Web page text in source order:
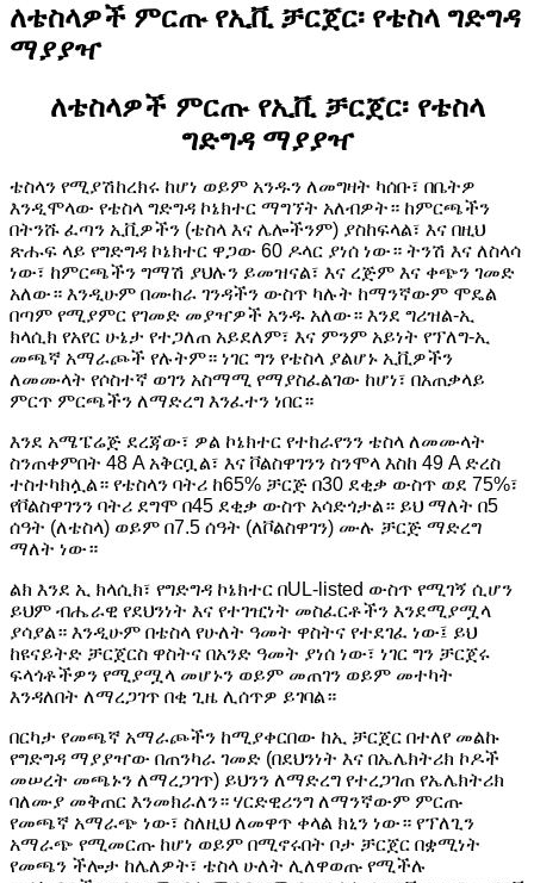
ለቴስላዎች ምርጡ የኢቪ ቻርጀር፡ የቴስላ ግድግዳ
ማያያዣ
ለቴስላዎች ምርጡ የኢቪ ቻርጀር፡ የቴስላ
ግድግዳ ማያያዣ
ቴስላን የሚያሽከረክሩ ከሆነ ወይም አንዱን ለመግዛት ካሰቡ፣ በቤትዎ
እንዲሞላው የቴስላ ግድግዳ ኮኔክተር ማግኘት አለብዎት። ከምርጫችን
በትንሹ ፈጣን ኢቪዎችን (ቴስላ እና ሌሎችንም) ያስከፍላል፣ እና በዚህ
ጽሑፍ ላይ የግድግዳ ኮኔክተር ዋጋው 60 ዶላር ያነሰ ነው። ትንሽ እና ለስላሳ
ነው፣ ከምርጫችን ግማሽ ያህሉን ይመዝናል፣ እና ረጅም እና ቀጭን ገመድ
አለው። እንዲሁም በሙከራ ገንዳችን ውስጥ ካሉት ከማንኛውም ሞዴል
በጣም የሚያምር የገመድ መያዣዎች አንዱ አለው። እንደ ግሪዝል-ኢ
ክላሲክ የአየር ሁኔታ የተጋለጠ አይደለም፣ እና ምንም አይነት የፕለግ-ኢ
መጫኛ አማራጮች የሉትም። ነገር ግን የቴስላ ያልሆኑ ኢቪዎችን
ለመሙላት የሶስተኛ ወገን አስማሚ የማያስፈልገው ከሆነ፣ በአጠቃላይ
ምርጥ ምርጫችን ለማድረግ እንፈተን ነበር።
እንደ አሜፔሬጅ ደረጃው፣ ዎል ኮኔክተር የተከራየንን ቴስላ ለመሙላት
ስንጠቀምበት 48 A አቅርቧል፣ እና ቮልስዋገንን ስንሞላ እስከ 49 A ድረስ
ተስተካክሏል። የቴስላን ባትሪ ከ65% ቻርጅ በ30 ደቂቃ ውስጥ ወደ 75%፣
የቮልስዋገንን ባትሪ ደግሞ በ45 ደቂቃ ውስጥ አሳድጎታል። ይህ ማለት በ5
ሰዓት (ለቴስላ) ወይም በ7.5 ሰዓት (ለቮልስዋገን) ሙሉ ቻርጅ ማድረግ
ማለት ነው።
ልክ እንደ ኢ ክላሲክ፣ የግድግዳ ኮኔክተር በUL-listed ውስጥ የሚገኝ ሲሆን
ይህም ብሔራዊ የደህንነት እና የተገዢነት መስፈርቶችን እንደሚያሟላ
ያሳያል። እንዲሁም በቴስላ የሁለት ዓመት ዋስትና የተደገፈ ነው፤ ይህ
ከዩናይትድ ቻርጀርስ ዋስትና በአንድ ዓመት ያነሰ ነው፣ ነገር ግን ቻርጀሩ
ፍላጎቶችዎን የሚያሟላ መሆኑን ወይም መጠገን ወይም መተካት
እንዳለበት ለማረጋገጥ በቂ ጊዜ ሊሰጥዎ ይገባል።
በርካታ የመጫኛ አማራጮችን ከሚያቀርበው ከኢ ቻርጀር በተለየ መልኩ
የግድግዳ ማያያዣው በጠንካራ ገመድ (በደህንነት እና በኤሌክትሪክ ኮዶች
መሠረት መጫኑን ለማረጋገጥ) ይህንን ለማድረግ የተረጋገጠ የኤሌክትሪክ
ባለሙያ መቅጠር እንመክራለን። ሃርድዊሪንግ ለማንኛውም ምርጡ
የመጫኛ አማራጭ ነው፣ ስለዚህ ለመዋጥ ቀላል ክኒን ነው። የፕለጊን
አማራጭ የሚመርጡ ከሆነ ወይም በሚኖሩበት ቦታ ቻርጀር በቋሚነት
የመጫን ችሎታ ከሌለዎት፣ ቴስላ ሁለት ሊለዋወጡ የሚችሉ